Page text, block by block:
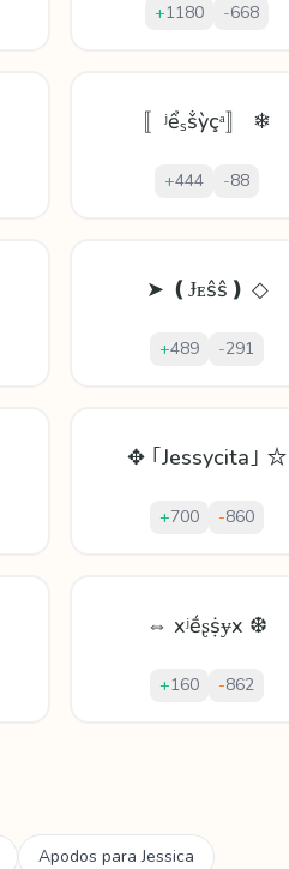
+1180 -668
〚ʲểₛṧỳçᵃ〛 ❄
+444 -88
➤ ❪Ɉᴇŝŝ❫ ◇
+489 -291
✥ ｢Jessycita｣ ☆
+700 -860
⇔ xʲḗʂṩɏx ❆
+160 -862
Apodos paraJessica